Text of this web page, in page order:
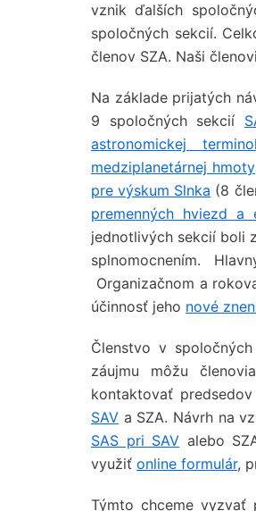
vznik ďalších
spoločných sekcií.
členov SZA. Naši
Na základe prijatých
9 spoločných sekcií
astronomickej
medziplanetárnej hmoty
pre výskum Slnka (8
premenných hviezd a
jednotlivých sekcií boli
splnomocnením.
Organizačnom a
účinnosť jeho nové
Členstvo v spoločných
záujmu môžu
kontaktovať
SAV a SZA. Návrh na
SAS pri SAV alebo
využiť online formulár,
Týmto chceme vyzvať